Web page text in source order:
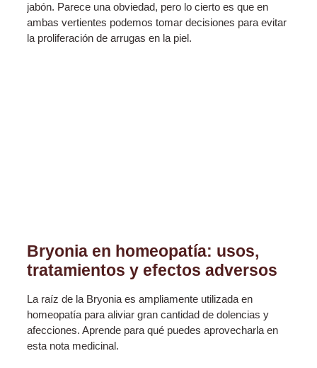
jabón. Parece una obviedad, pero lo cierto es que en
ambas vertientes podemos tomar decisiones para evitar
la proliferación de arrugas en la piel.
Bryonia en homeopatía: usos,
tratamientos y efectos adversos
La raíz de la Bryonia es ampliamente utilizada en
homeopatía para aliviar gran cantidad de dolencias y
afecciones. Aprende para qué puedes aprovecharla en
esta nota medicinal.